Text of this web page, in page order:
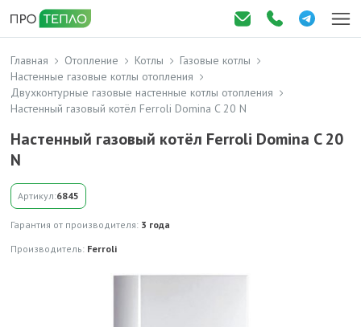
Главная Отопление Котлы
Газовые котлы
Настенные газовые котлы отопления
Двухконтурные газовые настенные котлы отопления
Настенный газовый котёл Ferroli Domina C 20 N
Настенный газовый котёл Ferroli Domina C 20
N
Артикул:6845
Гарантия от производителя: 3 года
Производитель: Ferroli